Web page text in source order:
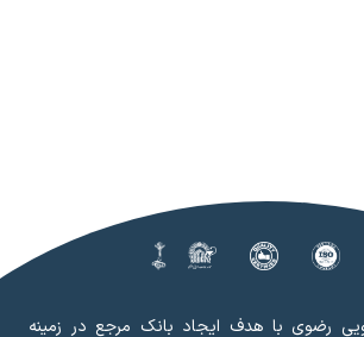
رضوی با هدف ایجاد بانک مرجع در زمینه